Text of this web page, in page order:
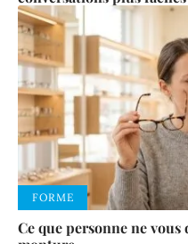
FORME
Ce que personne ne